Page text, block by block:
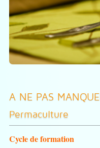
A NE PAS
Permaculture
Cycle de formation